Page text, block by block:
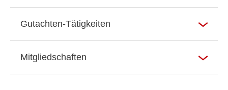
Gutachten-Tätigkeiten
Mitgliedschaften